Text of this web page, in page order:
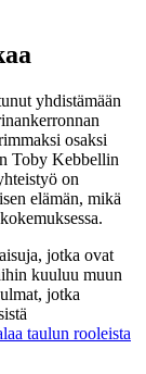
yhdistämään
osaksi
Toby Kebbellin
on
elämän, mikä
jotka ovat
kuuluu muun
jotka
taulun rooleista